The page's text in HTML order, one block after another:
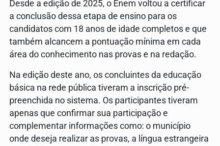
Desde a edição de 2025, o Enem voltou a certificar
a conclusão dessa etapa de ensino para os
candidatos com 18 anos de idade completos e que
também alcancem a pontuação mínima em cada
área do conhecimento nas provas e na redação.
Na edição deste ano, os concluintes da educação
básica na rede pública tiveram a inscrição pré-
preenchida no sistema. Os participantes tiveram
apenas que confirmar sua participação e
complementar informações como: o município
onde deseja realizar as provas, a língua estrangeira